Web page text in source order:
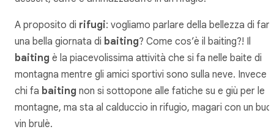
A proposito di rifugi: vogliamo parlare della bellezza di
una bella giornata di baiting? Come cos’è il baiting?! Il
baiting è la piacevolissima attività che si fa nelle baite di
montagna mentre gli amici sportivi sono sulla neve. Invece
chi fa baiting non si sottopone alle fatiche su e giù per le
montagne, ma sta al calduccio in rifugio, magari con un
vin brulè.